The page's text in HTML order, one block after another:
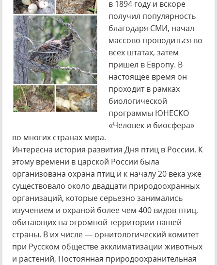
в 1894 году и вскоре
получил популярность
благодаря СМИ, начал
массово проводиться во
всех штатах, затем
пришел в Европу. В
настоящее время он
проходит в рамках
биологической
программы ЮНЕСКО
«Человек и биосфера»
во многих странах мира.
Интересна история развития Дня птиц в России. К
этому времени в царской России была
организована охрана птиц и к началу 20 века уже
существовало около двадцати природоохранных
организаций, которые серьезно занимались
изучением и охраной более чем 400 видов птиц,
обитающих на огромной территории нашей
страны. В их числе — орнитологический комитет
при Русском обществе акклиматизации животных
и растений, Постоянная природоохранительная